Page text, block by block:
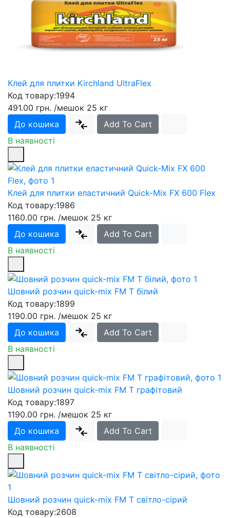
Клей для плитки Kirchland UltraFlex
Код товару:1994
491.00 грн. /мешок 25 кг
До кошика
Add To Cart
В наявності
Клей для плитки еластичний Quick-Mix FX 600 Flex
Код товару:1986
1160.00 грн. /мешок 25 кг
До кошика
Add To Cart
В наявності
Шовний розчин quick-mix FM T білий
Код товару:1899
1190.00 грн. /мешок 25 кг
До кошика
Add To Cart
В наявності
Шовний розчин quick-mix FM T графітовий
Код товару:1897
1190.00 грн. /мешок 25 кг
До кошика
Add To Cart
В наявності
Шовний розчин quick-mix FM T світло-сірий
Код товару:2608